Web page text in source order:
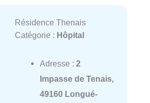
Résidence Thenais
Catégorie : Hôpital
Adresse : 2
Impasse de Tenais,
49160 Longué-